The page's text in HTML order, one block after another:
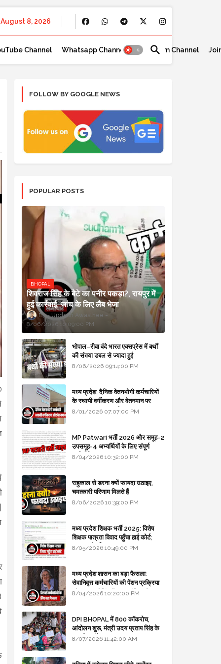
August 8, 2026
Channel Whatsapp Channel Telegram Channel
FOLLOW BY GOOGLE NEWS
POPULAR POSTS
BHOPAL
शिवराज सिंह के बेटे का पनीर पकड़ा?, रायपुर में
हुई कार्रवाई, जांच के लिए लैब भेजा
Updesh Awasthee
8/06/2026 10:09:00 PM
भोपाल–रीवा वंदे भारत एक्सप्रेस में बर्थों
की संख्या डबल से ज्यादा हुई
8/06/2026 09:14:00 PM
मध्य प्रदेश: दैनिक वेतनभोगी कर्मचारियों
के स्थायी वर्गीकरण और वेतनमान पर
सरकार का बड़ा स्पष्टीकरण
8/01/2026 07:07:00 PM
MP Patwari भर्ती 2026 और समूह-2
उपसमूह-4 अभ्यर्थियों के लिए संपूर्ण
मार्गदर्शिका
8/04/2026 10:32:00 PM
राहुकाल से डरना क्यों फायदा उठाइए,
चमत्कारी परिणाम मिलते हैं
8/06/2026 10:39:00 PM
मध्य प्रदेश शिक्षक भर्ती 2025: विशेष
शिक्षक पात्रता विवाद पहुँचा हाई कोर्ट;
सरकार से माँगा जवाब
8/05/2026 10:49:00 PM
मध्य प्रदेश शासन का बड़ा फैसला:
सेवानिवृत्त कर्मचारियों की पेंशन प्रक्रिया
और बजट कोडिंग में हुए क्रांतिकारी
8/04/2026 10:20:00 PM
DPI BHOPAL में 800 कॉकरोच,
आंदोलन शुरू, मंत्री उदय प्रताप सिंह के
घर भी जाएंगे
8/07/2026 11:42:00 AM